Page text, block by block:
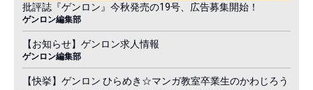
批評誌『ゲンロン』今秋発売の19号、広告募集開始！
ゲンロン編集部
【お知らせ】ゲンロン求人情報
ゲンロン編集部
【快挙】ゲンロン ひらめき☆マンガ教室卒業生のかわじろう